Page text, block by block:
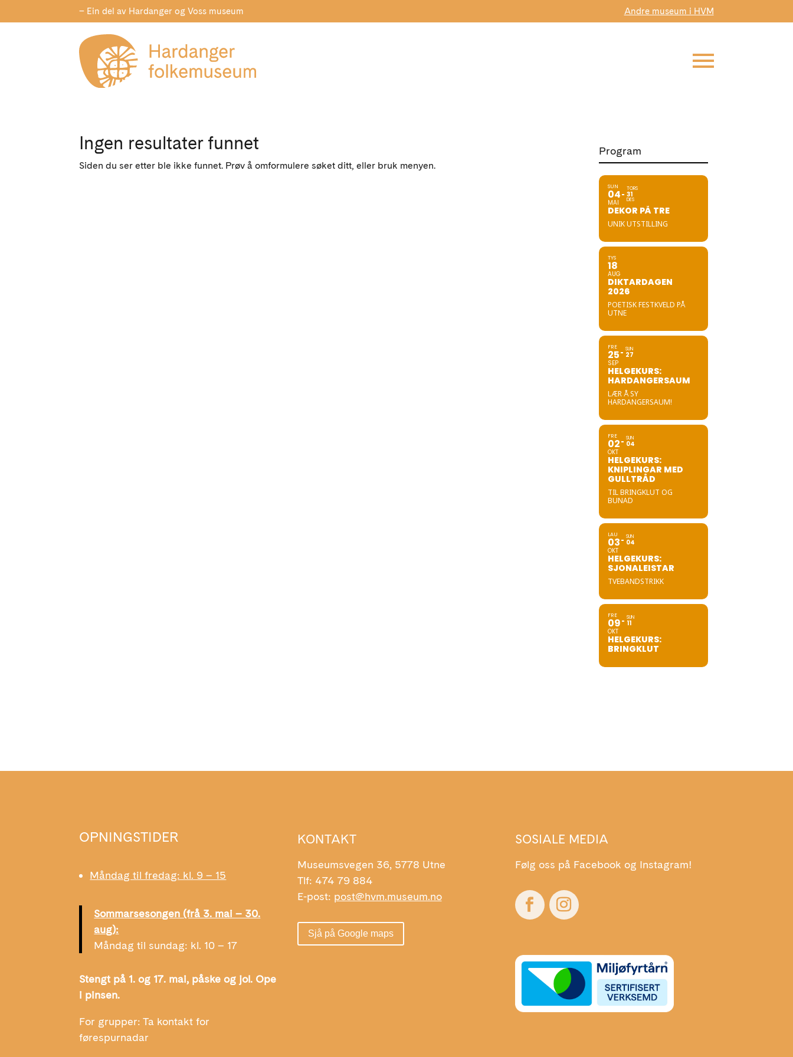
– Ein del av Hardanger og Voss museum Andre museum i HVM
Ingen resultater funnet
Siden du ser etter ble ikke funnet. Prøv å omformulere søket ditt, eller bruk menyen.
Program
SUN
04
MAI
TORS
31
DES
DEKOR PÅ TRE
UNIK UTSTILLING
TYS
18
AUG
DIKTARDAGEN
2026
POETISK FESTKVELD PÅ
UTNE
FRE
25
SEP
SUN
27
HELGEKURS:
HARDANGERSAUM
LÆR Å SY
HARDANGERSAUM!
FRE
02
OKT
SUN
04
HELGEKURS:
KNIPLINGAR MED
GULLTRÅD
TIL BRINGKLUT OG
BUNAD
LAU
03
OKT
SUN
04
HELGEKURS:
SJONALEISTAR
TVEBANDSTRIKK
FRE
09
OKT
SUN
11
HELGEKURS:
BRINGKLUT
OPNINGSTIDER
Måndag til fredag: kl. 9 – 15
Sommarsesongen (frå 3. mai – 30.
aug):
Måndag til sundag: kl. 10 – 17
Stengt på 1. og 17. mai, påske og jol. Ope
i pinsen.
For grupper: Ta kontakt for
førespurnadar
KONTAKT
Museumsvegen 36, 5778 Utne
Tlf: 474 79 884
E-post: post@hvm.museum.no
Sjå på Google maps
SOSIALE MEDIA
Følg oss på Facebook og Instagram!